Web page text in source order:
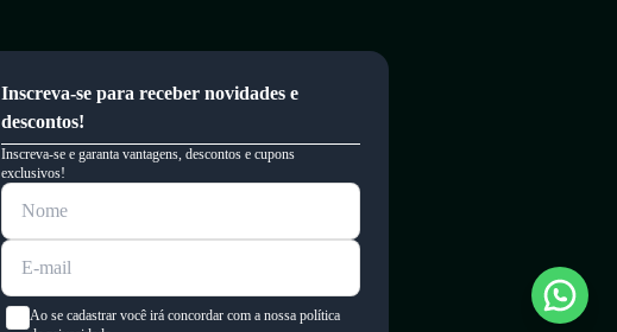
Inscreva-se para receber novidades e
descontos!
Inscreva-se e garanta vantagens, descontos e cupons
exclusivos!
Ao se cadastrar você irá concordar com a nossa política